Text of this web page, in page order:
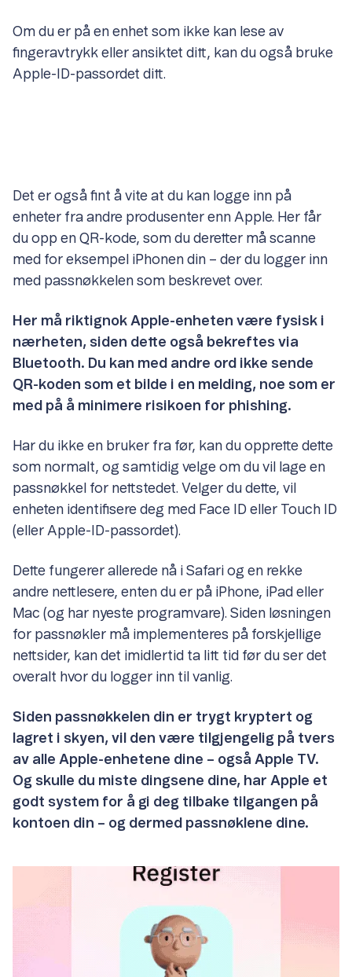
Om du er på en enhet som ikke kan lese av
fingeravtrykk eller ansiktet ditt, kan du også bruke
Apple-ID-passordet ditt.
Det er også fint å vite at du kan logge inn på
enheter fra andre produsenter enn Apple. Her får
du opp en QR-kode, som du deretter må scanne
med for eksempel iPhonen din – der du logger inn
med passnøkkelen som beskrevet over.
Her må riktignok Apple-enheten være fysisk i
nærheten, siden dette også bekreftes via
Bluetooth. Du kan med andre ord ikke sende
QR-koden som et bilde i en melding, noe som er
med på å minimere risikoen for phishing.
Har du ikke en bruker fra før, kan du opprette dette
som normalt, og samtidig velge om du vil lage en
passnøkkel for nettstedet. Velger du dette, vil
enheten identifisere deg med Face ID eller Touch ID
(eller Apple-ID-passordet).
Dette fungerer allerede nå i Safari og en rekke
andre nettlesere, enten du er på iPhone, iPad eller
Mac (og har nyeste programvare). Siden løsningen
for passnøkler må implementeres på forskjellige
nettsider, kan det imidlertid ta litt tid før du ser det
overalt hvor du logger inn til vanlig.
Siden passnøkkelen din er trygt kryptert og
lagret i skyen, vil den være tilgjengelig på tvers
av alle Apple-enhetene dine – også Apple TV.
Og skulle du miste dingsene dine, har Apple et
godt system for å gi deg tilbake tilgangen på
kontoen din – og dermed passnøklene dine.